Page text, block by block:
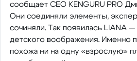
сообщает CEO KENGURU PRO
Они соединяли элементы,
сочиняли. Так появилась LIANA —
детского воображения. Именно
похожа ни на одну «взрослую»